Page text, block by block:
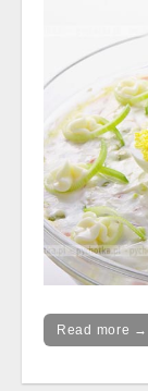
Read more →